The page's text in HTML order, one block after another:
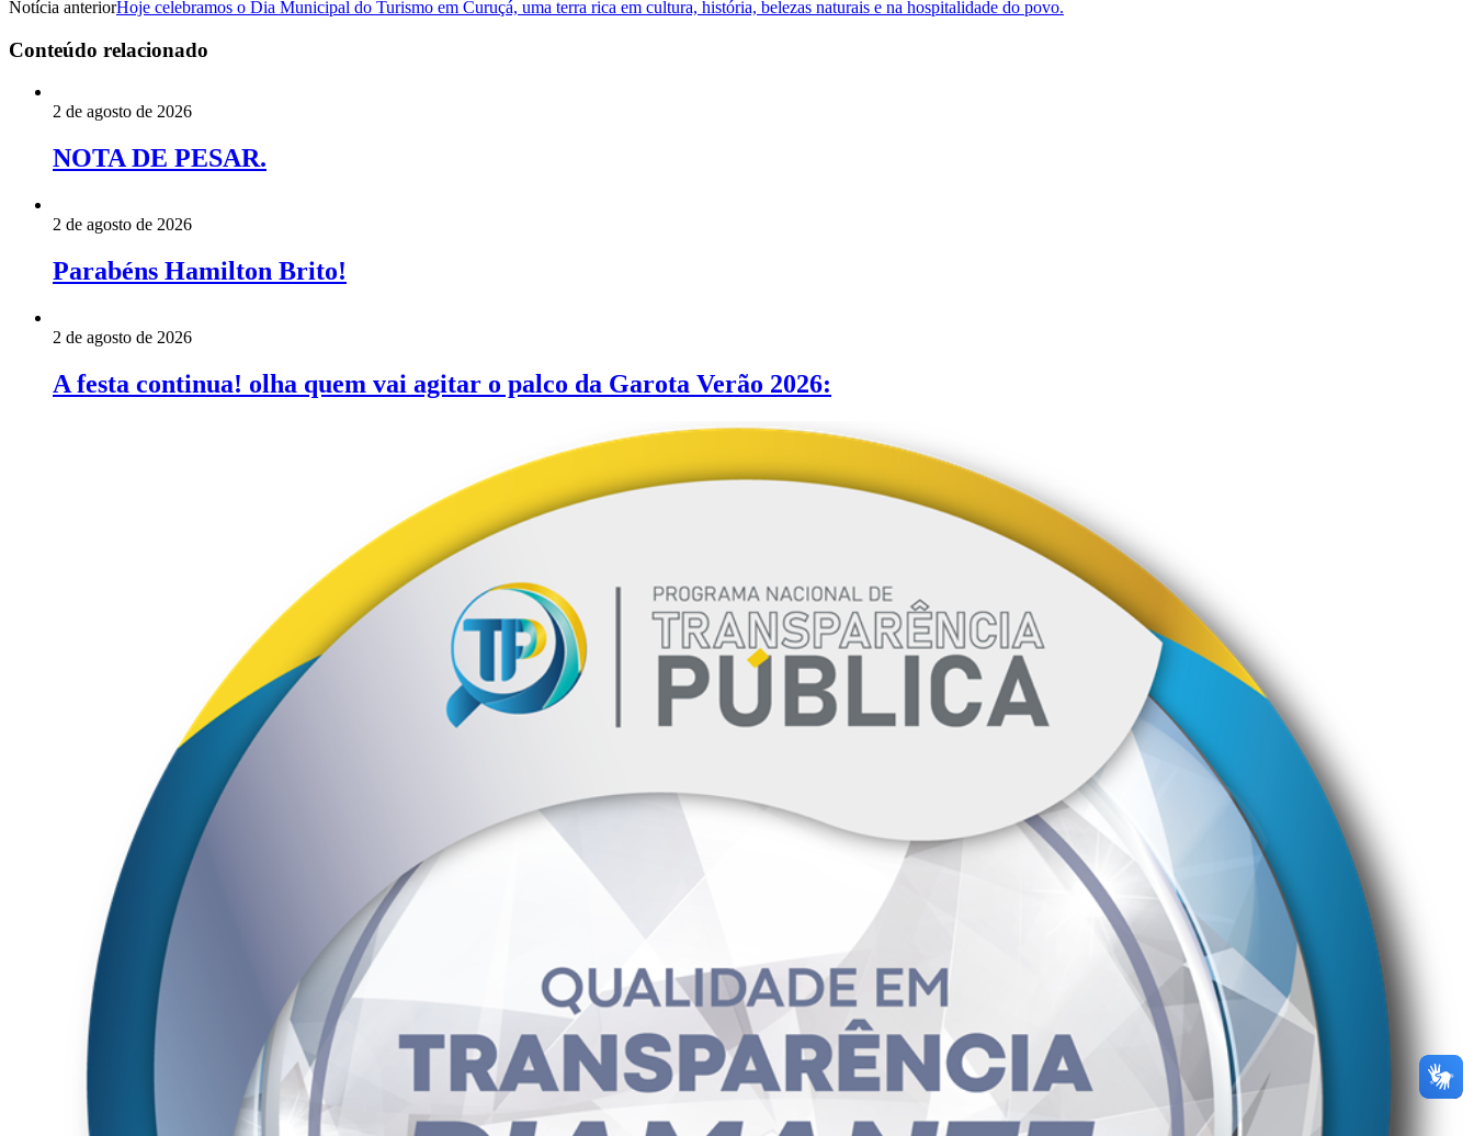
Notícia anteriorHoje celebramos o Dia Municipal do Turismo em Curuçá, uma terra rica em cultura, história, belezas naturais e na hospitalidade do povo.
Conteúdo relacionado
2 de agosto de 2026
NOTA DE PESAR.
2 de agosto de 2026
Parabéns Hamilton Brito!
2 de agosto de 2026
A festa continua! olha quem vai agitar o palco da Garota Verão 2026: